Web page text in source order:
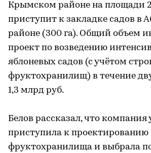
Крымском районе на площади
приступит к закладке садов в
районе (300 га). Общий объем
проект по возведению
яблоневых садов (с учётом
фруктохранилищ) в течение
1,3 млрд руб.
Белов рассказал, что компания
приступила к проектированию
фруктохранилища и выбрала